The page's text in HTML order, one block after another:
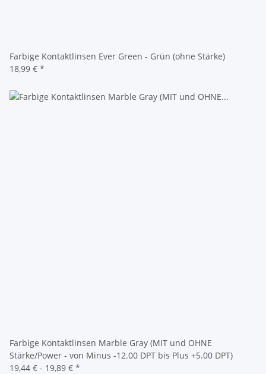
Farbige Kontaktlinsen Ever Green - Grün (ohne Stärke)
18,99 € *
Farbige Kontaktlinsen Marble Gray (MIT und OHNE
Stärke/Power - von Minus -12.00 DPT bis Plus +5.00 DPT)
19,44 € - 19,89 € *